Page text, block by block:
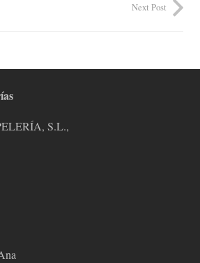
Next Post
S.L.,